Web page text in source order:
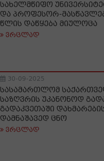
სახელმწიფო
და პროფესორ-
წლის დაწყება მიულოცა
ვრცლად
30-09-2025
სასამართლომ
საზღვრის უკანონოდ
გადაკვეთაში
დამნაშავედ ცნო
ვრცლად